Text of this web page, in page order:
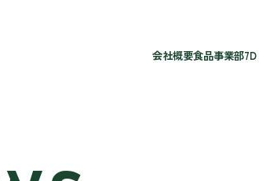
会社概要食品事業部